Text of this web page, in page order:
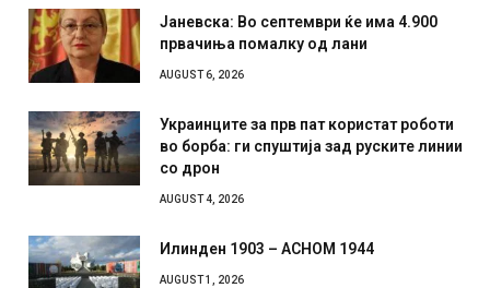
Јаневска: Во септември ќе има 4.900
првачиња помалку од лани
AUGUST 6, 2026
Украинците за прв пат користат роботи
во борба: ги спуштија зад руските линии
со дрон
AUGUST 4, 2026
Илинден 1903 – АСНОМ 1944
AUGUST 1, 2026